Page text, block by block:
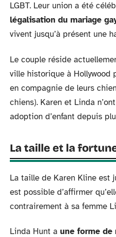
LGBT. Leur union a été
légalisation du mariage
vivent jusqu’à présent une
Le couple réside
ville historique à Hollywood
en compagnie de leurs
chiens). Karen et Linda
adoption d’enfant depuis
La taille et la
La taille de Karen Kline est
est possible d’affirmer
contrairement à sa femme
Linda Hunt a une forme de